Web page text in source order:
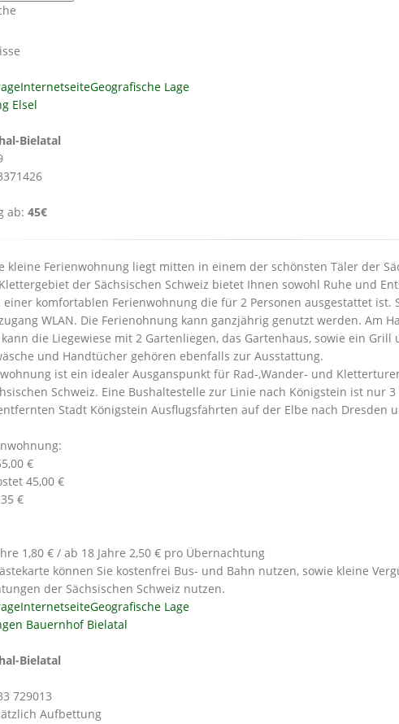
InternetseiteGeografische Lage
Elsel
Bielatal
ab: 45€
kleine Ferienwohnung liegt mitten in einem der schönsten Täler der
der Sächsischen Schweiz bietet Ihnen sowohl Ruhe und
einer komfortablen Ferienwohnung die für 2 Personen ausgestattet ist.
WLAN. Die Ferienohnung kann ganzjährig genutzt werden. Am
die Liegewiese mit 2 Gartenliegen, das Gartenhaus, sowie ein
und Handtücher gehören ebenfalls zur Ausstattung.
ist ein idealer Ausganspunkt für Rad-,Wander- und
Schweiz. Eine Bushaltestelle zur Linie nach Königstein ist nur
Stadt Königstein Ausflugsfahrten auf der Elbe nach Dresden
€
45,00 €
€
1,80 € / ab 18 Jahre 2,50 € pro Übernachtung
können Sie kostenfrei Bus- und Bahn nutzen, sowie kleine
der Sächsischen Schweiz nutzen.
InternetseiteGeografische Lage
Bauernhof Bielatal
Bielatal
729013
Aufbettung